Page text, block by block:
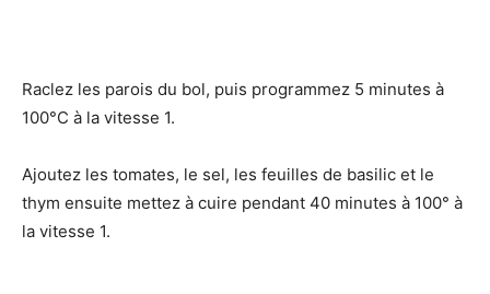
Raclez les parois du bol, puis programmez 5 minutes à
100°C à la vitesse 1.
Ajoutez les tomates, le sel, les feuilles de basilic et le
thym ensuite mettez à cuire pendant 40 minutes à 100° à
la vitesse 1.